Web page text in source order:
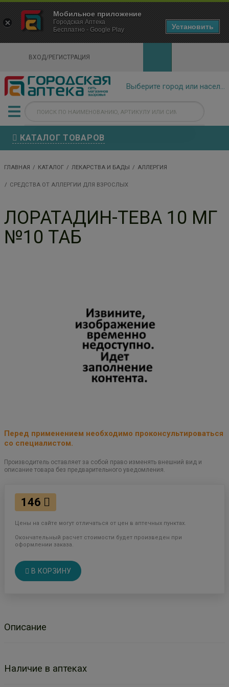
ВХОД/РЕГИСТРАЦИЯ
КАТАЛОГ ТОВАРОВ
ГЛАВНАЯ КАТАЛОГ ЛЕКАРСТВА И БАДЫ АЛЛЕРГИЯ
СРЕДСТВА ОТ АЛЛЕРГИИ ДЛЯ ВЗРОСЛЫХ
ЛОРАТАДИН-ТЕВА 10 МГ
№10 ТАБ
Перед применением необходимо проконсультироваться
со специалистом.
Производитель оставляет за собой право изменять внешний вид и
описание товара без предварительного уведомления.
146
Цены на сайте могут отличаться от цен в аптечных пунктах.
Окончательный расчет стоимости будет произведен при
оформлении заказа.
В КОРЗИНУ
Описание
Наличие в аптеках
×
Городская Аптека Маркетплейс
- In Google Play
Мобильное приложение
Городская Аптека
Бесплатно - Google Play
Установить